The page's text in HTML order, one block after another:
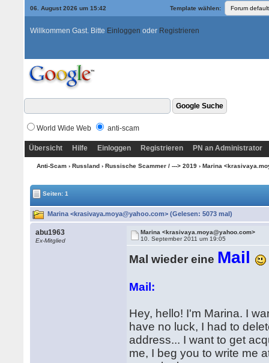
06. August 2026 um 15:42 Template wählen:
Willkommen Gast. Bitte Einloggen oder Registrieren
World Wide Web anti-scam
Übersicht Hilfe Einloggen Registrieren PN an Administrator
Anti-Scam› Russland› Russische Scammer / ---> 2019› Marina
Seiten: 1
Marina <krasivaya.moya@yahoo.com> (Gelesen: 5073 mal)
abu1963
Ex-Mitglied
Marina <krasivaya.moya@yahoo.com>
10. September 2011 um 19:05
Mal wieder eine Mail
Mail:
Hey, hello! I'm Marina. I
have no luck, I had to
address... I want to get
me, I beg you to write me